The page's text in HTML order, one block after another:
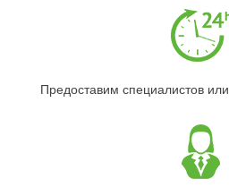
Предоставим специалистов или